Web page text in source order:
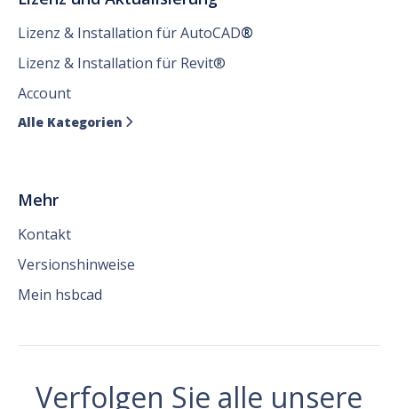
Lizenz & Installation für AutoCAD®
Lizenz & Installation für Revit®
Account
Alle Kategorien 
Mehr
Kontakt
Versionshinweise
Mein hsbcad
Verfolgen Sie alle unsere